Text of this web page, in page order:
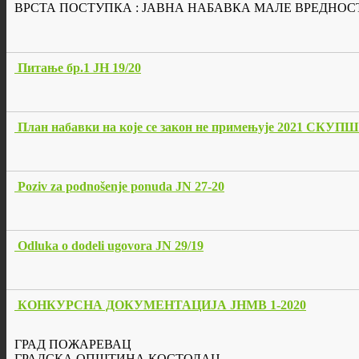
ВРСТА ПОСТУПКА : ЈАВНА НАБАВКА МАЛЕ
Питање бр.1 ЈН 19/20
План набавки на које се закон не примењује 2021
Poziv za podnošenje ponuda JN 27-20
Odluka o dodeli ugovora JN 29/19
КОНКУРСНА ДОКУМЕНТАЦИЈА ЈНМВ 1-2020
ГРАД ПОЖАРЕВАЦ